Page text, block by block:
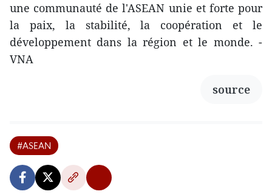
une communauté de l'ASEAN unie et forte pour
la paix, la stabilité, la coopération et le
développement dans la région et le monde. -
VNA
source
#ASEAN